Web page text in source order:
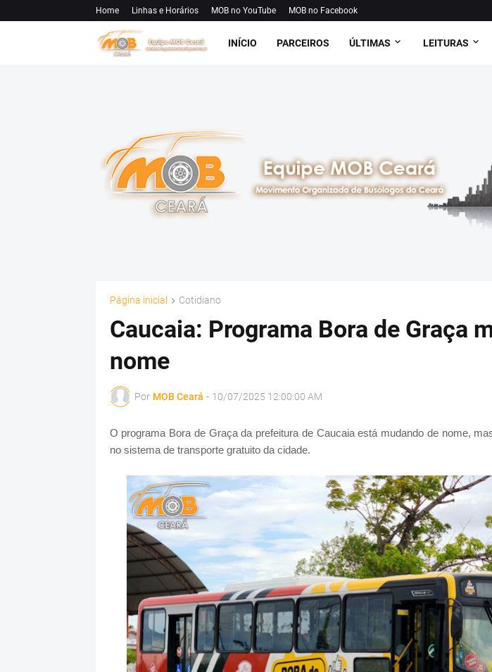
Home Linhas e Horários MOB no YouTube MOB no Facebook
INÍCIO PARCEIROS ÚLTIMAS LEITURAS
Página inicial Cotidiano
Caucaia: Programa Bora de Graça
nome
Por MOB Ceará - 10/07/2025 12:00:00 AM
O programa Bora de Graça da prefeitura de Caucaia está mudando de nome,
no sistema de transporte gratuito da cidade.